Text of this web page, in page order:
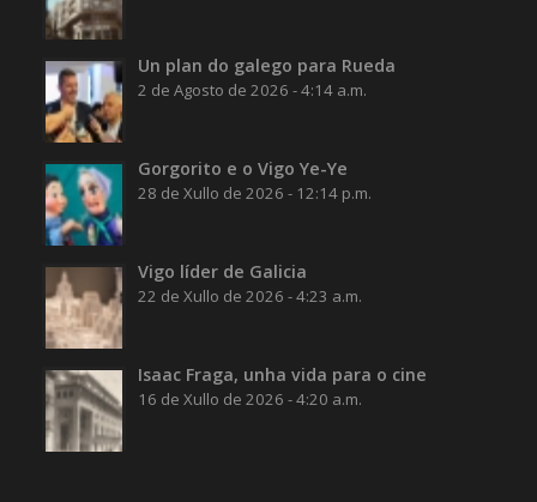
Un plan do galego para Rueda
2 de Agosto de 2026 - 4:14 a.m.
Gorgorito e o Vigo Ye-Ye
28 de Xullo de 2026 - 12:14 p.m.
Vigo líder de Galicia
22 de Xullo de 2026 - 4:23 a.m.
Isaac Fraga, unha vida para o cine
16 de Xullo de 2026 - 4:20 a.m.